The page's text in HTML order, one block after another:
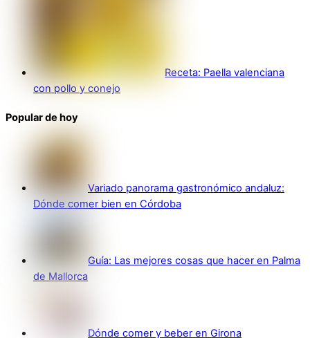
Receta: Paella valenciana
con pollo y conejo
Popular de hoy
Variado panorama gastronómico andaluz:
Dónde comer bien en Córdoba
Guía: Las mejores cosas que hacer en Palma
de Mallorca
Dónde comer y beber en Girona